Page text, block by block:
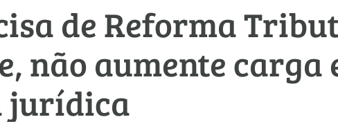
de Reforma
não aumente carga
jurídica